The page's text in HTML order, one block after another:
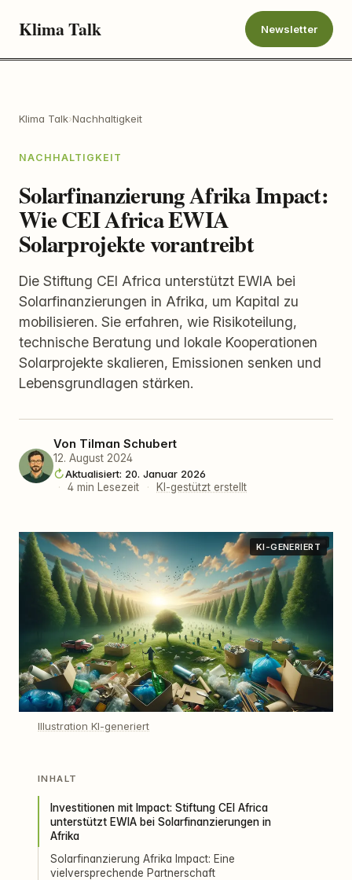
Klima Talk Newsletter
Klima Talk›Nachhaltigkeit
NACHHALTIGKEIT
Solarfinanzierung Afrika Impact:
Wie CEI Africa EWIA
Solarprojekte vorantreibt
Die Stiftung CEI Africa unterstützt EWIA bei
Solarfinanzierungen in Afrika, um Kapital zu
mobilisieren. Sie erfahren, wie Risikoteilung,
technische Beratung und lokale Kooperationen
Solarprojekte skalieren, Emissionen senken und
Lebensgrundlagen stärken.
Von Tilman Schubert
12. August 2024
Aktualisiert: 20. Januar 2026
·
4 min Lesezeit · KI-gestützt erstellt
KI-GENERIERT
Illustration KI-generiert
INHALT
Investitionen mit Impact: Stiftung CEI Africa
unterstützt EWIA bei Solarfinanzierungen in
Afrika
Solarfinanzierung Afrika Impact: Eine
vielversprechende Partnerschaft